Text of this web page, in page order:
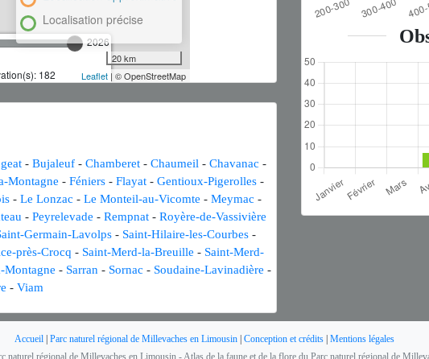
2026
182
Localisation précise
20 km
Leaflet| © OpenStreetMap
- Bujaleuf - Chamberet - Chaumeil - Chavanac -
Montagne - Féniers - Flayat - Gentioux-Pigerolles -
- Le Lonzac - Le Monteil-au-Vicomte - Meymac -
- Peyrelevade - Rempnat - Royère-de-Vassivière
Germain-Lavolps - Saint-Hilaire-les-Courbes -
près-Crocq - Saint-Merd-la-Breuille - Saint-Merd-
Montagne - Sarran - Sornac - Soudaine-Lavinadière -
- Viam
Accueil Parc naturel régional de Millevaches en Limousin Conception et crédits Mentions légales